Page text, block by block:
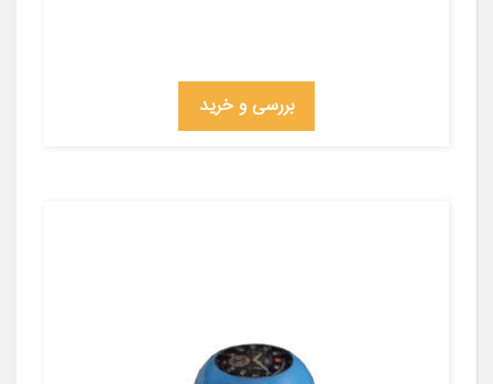
بررسی و خرید